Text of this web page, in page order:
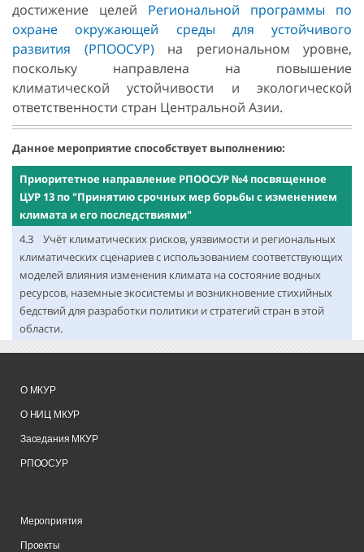
достижение целей Региональной программы по
охране окружающей среды для устойчивого
развития (РПООСУР) на региональном уровне,
поскольку направлена на повышение
климатической устойчивости и экологической
ответственности стран Центральной Азии.
Данное мероприятие способствует выполнению:
Приоритетное направление РПООСУР №4 посвященное
ЦУР 13 по "Принятию срочных мер борьбы с изменением
климата и его последствиями"
4.3 Учёт климатических рисков, уязвимости и региональных
климатических сценариев с использованием соответствующих
моделей влияния изменения климата на состояние водных
ресурсов, наземные экосистемы и возникновение стихийных
бедствий для разработки политики и стратегий стран в этой
области.
О МКУР
О НИЦ МКУР
Заседания МКУР
РПООСУР
Мероприятия
Проекты